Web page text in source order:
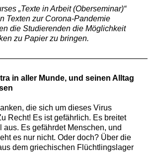
„Texte in Arbeit (Oberseminar)“
Texten zur Corona-Pandemie
die Studierenden die Möglichkeit
zu Papier zu bringen.
in aller Munde, und seinen Alltag
die sich um dieses Virus
Recht! Es ist gefährlich. Es breitet
aus. Es gefährdet Menschen, und
es nur nicht. Oder doch? Über die
dem griechischen Flüchtlingslager